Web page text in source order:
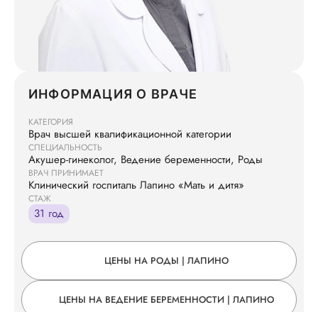
ИНФОРМАЦИЯ О ВРАЧЕ
КАТЕГОРИЯ
Врач высшей квалификационной категории
СПЕЦИАЛЬНОСТЬ
Акушер-гинеколог, Ведение беременности, Роды
ВРАЧ ПРИНИМАЕТ
Клинический госпиталь Лапино «Мать и дитя»
СТАЖ
31 год
ЦЕНЫ НА РОДЫ | ЛАПИНО
ЦЕНЫ НА ВЕДЕНИЕ БЕРЕМЕННОСТИ | ЛАПИНО